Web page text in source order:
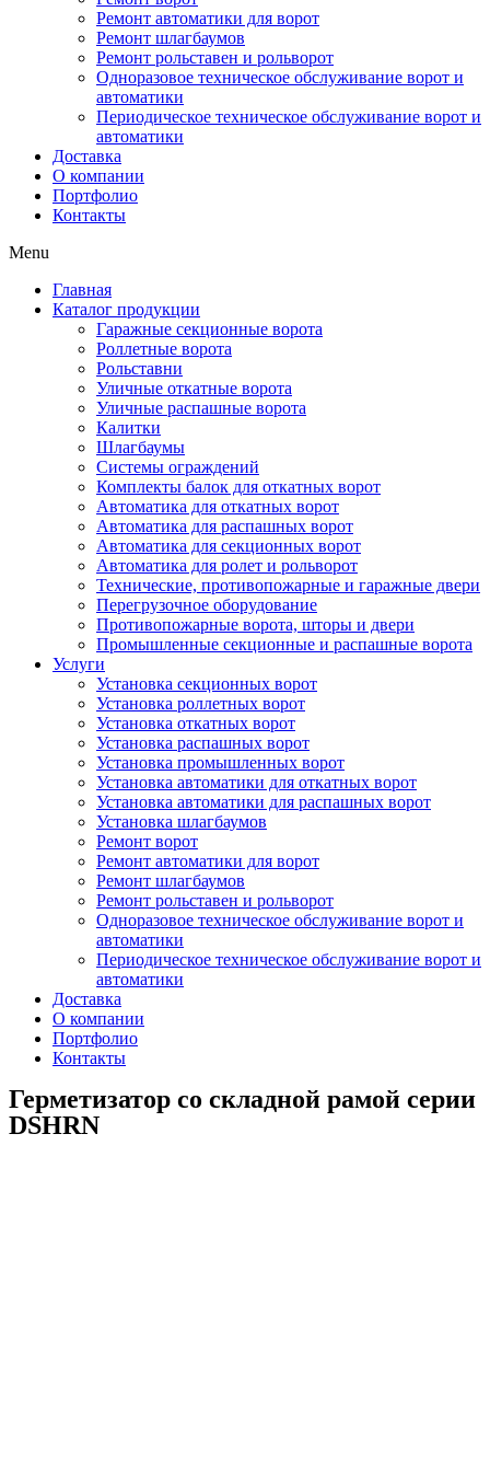
Ремонт автоматики для ворот
Ремонт шлагбаумов
Ремонт рольставен и рольворот
Одноразовое техническое обслуживание ворот и
автоматики
Периодическое техническое обслуживание ворот и
автоматики
Доставка
О компании
Портфолио
Контакты
Menu
Главная
Каталог продукции
Гаражные секционные ворота
Роллетные ворота
Рольставни
Уличные откатные ворота
Уличные распашные ворота
Калитки
Шлагбаумы
Системы ограждений
Комплекты балок для откатных ворот
Автоматика для откатных ворот
Автоматика для распашных ворот
Автоматика для секционных ворот
Автоматика для ролет и рольворот
Технические, противопожарные и гаражные двери
Перегрузочное оборудование
Противопожарные ворота, шторы и двери
Промышленные секционные и распашные ворота
Услуги
Установка секционных ворот
Установка роллетных ворот
Установка откатных ворот
Установка распашных ворот
Установка промышленных ворот
Установка автоматики для откатных ворот
Установка автоматики для распашных ворот
Установка шлагбаумов
Ремонт ворот
Ремонт автоматики для ворот
Ремонт шлагбаумов
Ремонт рольставен и рольворот
Одноразовое техническое обслуживание ворот и
автоматики
Периодическое техническое обслуживание ворот и
автоматики
Доставка
О компании
Портфолио
Контакты
Герметизатор со складной рамой серии
DSHRN